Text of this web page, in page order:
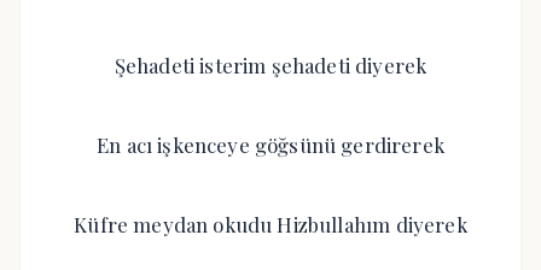
Şehadeti isterim şehadeti diyerek
En acı işkenceye göğsünü gerdirerek
Küfre meydan okudu Hizbullahım diyerek